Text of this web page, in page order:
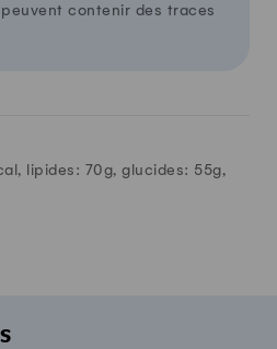
contenir des traces
lipides: 70g, glucides: 55g,